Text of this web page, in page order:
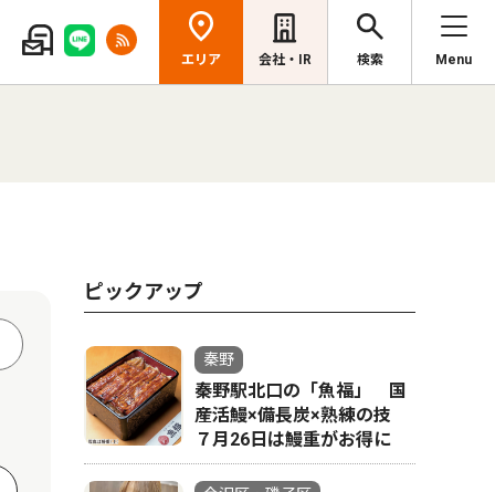
エリア 会社・IR 検索 Menu
ピックアップ
秦野
秦野駅北口の「魚福」 国
産活鰻×備長炭×熟練の技
７月26日は鰻重がお得に